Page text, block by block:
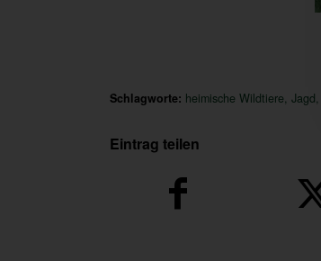
Schlagworte: heimische Wildtiere, Jagd,
Eintrag teilen